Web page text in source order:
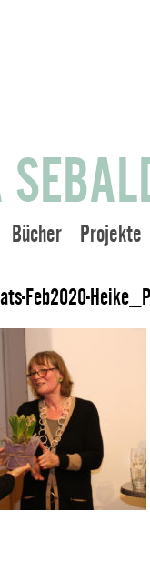
Bücher Projekte
Feb2020-